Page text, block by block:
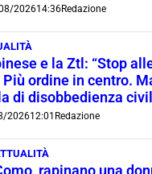
202614:36Redazione
e la Ztl: “Stop
Più ordine in centro.
di disobbedienza
202612:01 Redazione